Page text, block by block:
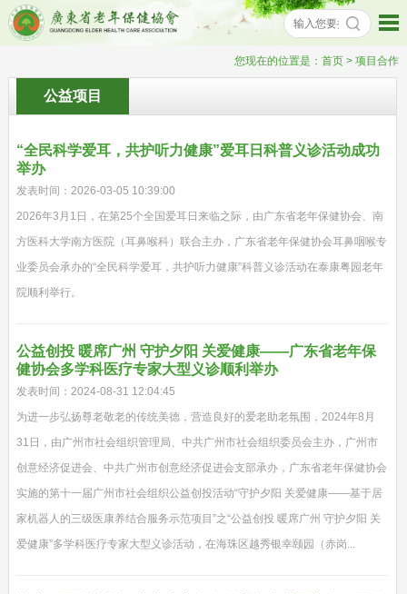
您现在的位置是：首页 > 项目合作
公益项目
“全民科学爱耳，共护听力健康”爱耳日科普义诊活动成功
举办
发表时间：2026-03-05 10:39:00
2026年3月1日，在第25个全国爱耳日来临之际，由广东省老年保健协会、南
方医科大学南方医院（耳鼻喉科）联合主办，广东省老年保健协会耳鼻咽喉专
业委员会承办的“全民科学爱耳，共护听力健康”科普义诊活动在泰康粤园老年
院顺利举行。
公益创投 暖席广州 守护夕阳 关爱健康——广东省老年保
健协会多学科医疗专家大型义诊顺利举办
发表时间：2024-08-31 12:04:45
为进一步弘扬尊老敬老的传统美德，营造良好的爱老助老氛围，2024年8月
31日，由广州市社会组织管理局、中共广州市社会组织委员会主办，广州市
创意经济促进会、中共广州市创意经济促进会支部承办，广东省老年保健协会
实施的第十一届广州市社会组织公益创投活动“守护夕阳 关爱健康——基于居
家机器人的三级医康养结合服务示范项目”之“公益创投 暖席广州 守护夕阳 关
爱健康”多学科医疗专家大型义诊活动，在海珠区越秀银幸颐园（赤岗...